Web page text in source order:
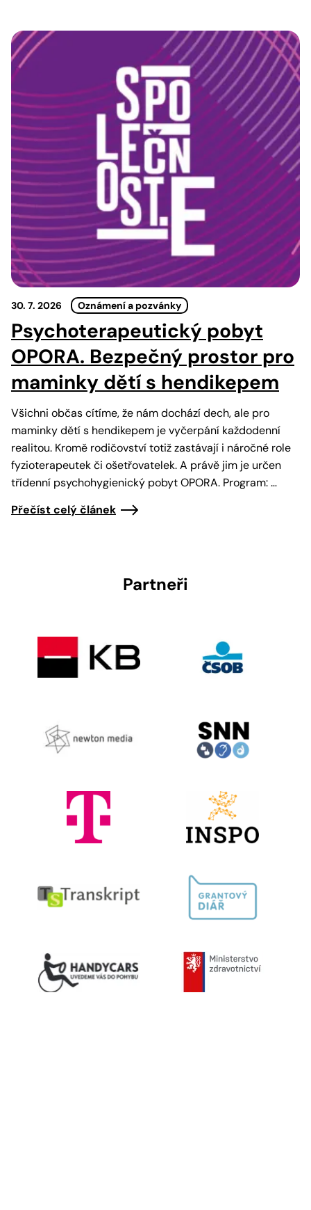
30. 7. 2026 Oznámení a pozvánky
Psychoterapeutický pobyt
OPORA. Bezpečný prostor pro
maminky dětí s hendikepem
Všichni občas cítíme, že nám dochází dech, ale pro
maminky dětí s hendikepem je vyčerpání každodenní
realitou. Kromě rodičovství totiž zastávají i náročné role
fyzioterapeutek či ošetřovatelek. A právě jim je určen
třídenní psychohygienický pobyt OPORA. Program: …
Přečíst celý článek
Partneři